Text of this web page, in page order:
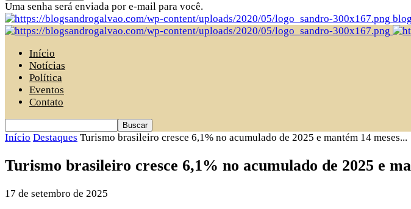
Uma senha será enviada por e-mail para você.
Início
Notícias
Política
Eventos
Contato
Início Destaques Turismo brasileiro cresce 6,1% no acumulado de 2025 e mantém 14 meses...
Turismo brasileiro cresce 6,1% no acumulado de 2025 e
17 de setembro de 2025